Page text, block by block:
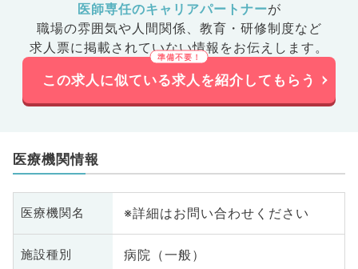
医師専任のキャリアパートナーが
職場の雰囲気や人間関係、 教育・研修制度など
求人票に掲載されていない情報をお伝えします。
この求人に似ている求人を紹介してもらう
医療機関情報
医療機関名 ※詳細はお問い合わせください
施設種別 病院（一般）